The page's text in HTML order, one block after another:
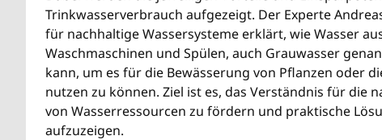
Trinkwasserverbrauch aufgezeigt. Der Experte
für nachhaltige Wassersysteme erklärt, wie Wasser
Waschmaschinen und Spülen, auch Grauwasser
kann, um es für die Bewässerung von Pflanzen oder
nutzen zu können. Ziel ist es, das Verständnis für die
von Wasserressourcen zu fördern und praktische
aufzuzeigen.